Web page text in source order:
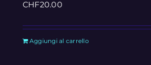
CHF20.00
Aggiungi al carrello